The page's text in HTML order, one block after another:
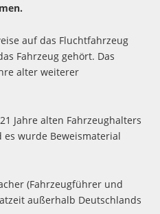
auf das Fluchtfahrzeug
Fahrzeug gehört. Das
alter weiterer
Jahre alten Fahrzeughalters
wurde Beweismaterial
(Fahrzeugführer und
außerhalb Deutschlands